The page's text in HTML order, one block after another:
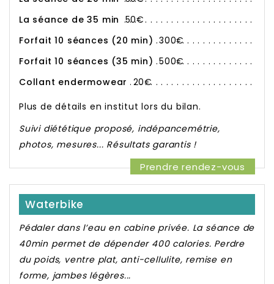
La séance de 35 min 50€
Forfait 10 séances (20 min) 300€
Forfait 10 séances (35 min) 500€
Collant endermowear 20€
Plus de détails en institut lors du bilan.
Suivi diététique proposé, indépancemétrie,
photos, mesures... Résultats garantis !
Prendre rendez-vous
Waterbike
Pédaler dans l’eau en cabine privée. La séance de
40min permet de dépender 400 calories. Perdre
du poids, ventre plat, anti-cellulite, remise en
forme, jambes légères...